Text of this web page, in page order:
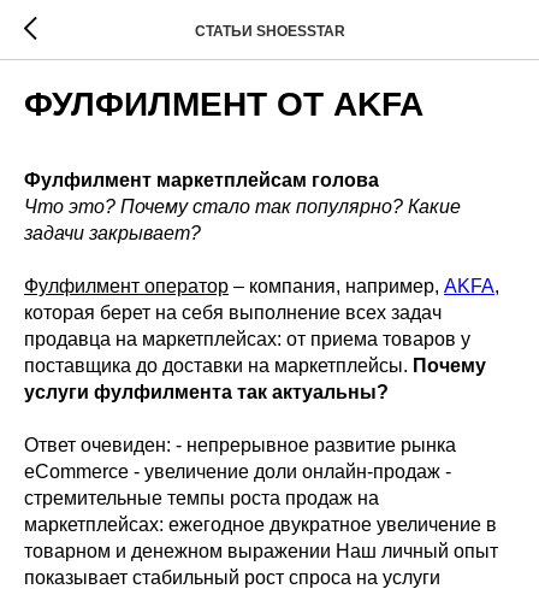
СТАТЬИ SHOESSTAR
ФУЛФИЛМЕНТ ОТ AKFA
Фулфилмент маркетплейсам голова
Что это? Почему стало так популярно? Какие
задачи закрывает?
Фулфилмент оператор – компания, например, AKFA,
которая берет на себя выполнение всех задач
продавца на маркетплейсах: от приема товаров у
поставщика до доставки на маркетплейсы. Почему
услуги фулфилмента так актуальны?
Ответ очевиден: - непрерывное развитие рынка
eCommerce - увеличение доли онлайн-продаж -
стремительные темпы роста продаж на
маркетплейсах: ежегодное двукратное увеличение в
товарном и денежном выражении Наш личный опыт
показывает стабильный рост спроса на услуги